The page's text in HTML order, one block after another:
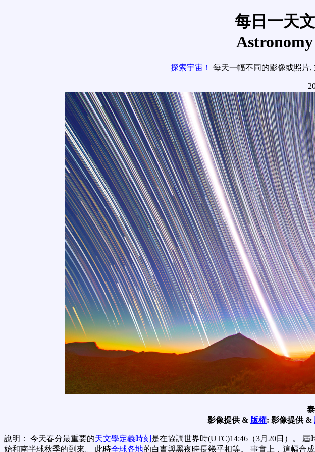
每日一天
探索宇宙！ 每天一幅不同的影像或照片,
影像提供 & 版權: 影像提供 &
說明： 今天春分最重要的天文學定義時刻 是在協調世界時(UTC)14:46（3月20日）。 屆
始和南半球秋季的到來。 此時全球各地的白晝與黑夜時長幾乎相等。 事實上，這幅合